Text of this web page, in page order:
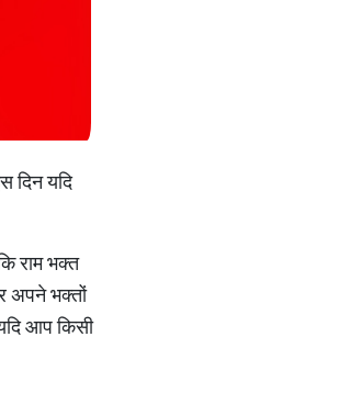
दिन यदि
राम भक्त
अपने भक्तों
आप किसी